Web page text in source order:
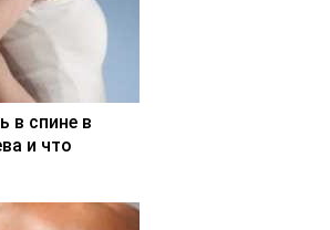
в спине в
и что